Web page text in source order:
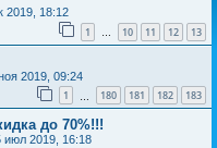
2019, 18:12
1 … 10 11 12 13
2019, 09:24
1 180 181 182 183
до 70%!!!
июл 2019, 16:18